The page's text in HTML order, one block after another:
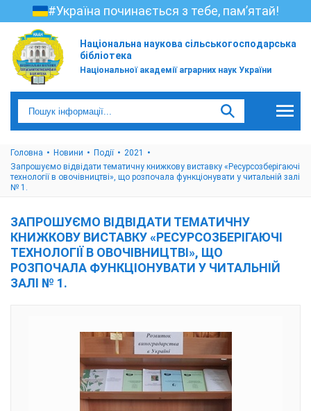
#Україна починається з тебе, пам’ятай!
Національна наукова сільськогосподарська
бібліотека
Національної академії аграрних наук України
Головна Новини Події
2021
Запрошуємо відвідати тематичну книжкову виставку «Ресурсозберігаючі
технології в овочівництві», що розпочала функціонувати у читальній залі
№ 1.
ЗАПРОШУЄМО ВІДВІДАТИ ТЕМАТИЧНУ
КНИЖКОВУ ВИСТАВКУ «РЕСУРСОЗБЕРІГАЮЧІ
ТЕХНОЛОГІЇ В ОВОЧІВНИЦТВІ», ЩО
РОЗПОЧАЛА ФУНКЦІОНУВАТИ У ЧИТАЛЬНІЙ
ЗАЛІ № 1.